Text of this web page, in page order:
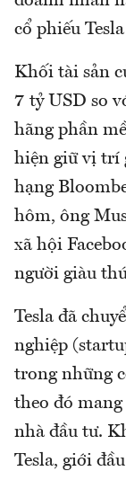
cổ phiếu
Khối tài sản
7 tỷ USD so
hãng phần
hiện giữ vị trí
hạng
hôm, ông
xã hội
người giàu
Tesla đã
nghiệp
trong những
theo đó
nhà đầu tư.
Tesla, giới